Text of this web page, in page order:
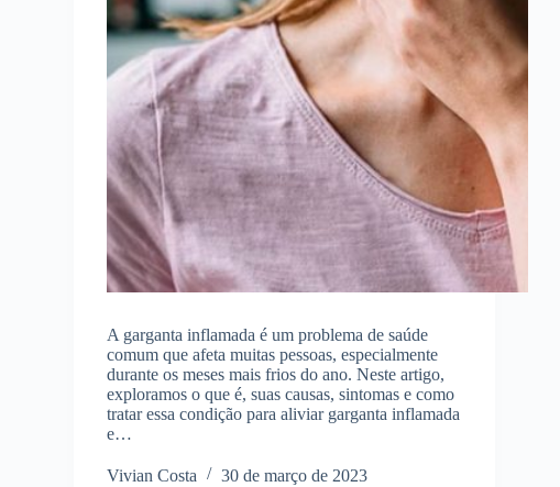
A garganta inflamada é um problema de saúde
comum que afeta muitas pessoas, especialmente
durante os meses mais frios do ano. Neste artigo,
exploramos o que é, suas causas, sintomas e como
tratar essa condição para aliviar garganta inflamada
e…
Vivian Costa 30 de março de 2023